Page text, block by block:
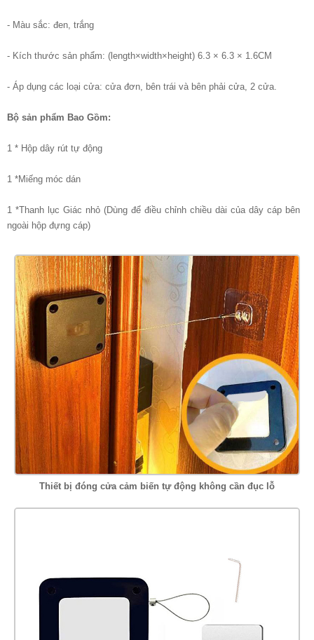
- Màu sắc: đen, trắng
- Kích thước sản phẩm: (length×width×height) 6.3 × 6.3 × 1.6CM
- Áp dụng các loại cửa: cửa đơn, bên trái và bên phải cửa, 2 cửa.
Bộ sản phẩm Bao Gồm:
1 * Hộp dây rút tự động
1 *Miếng móc dán
1 *Thanh lục Giác nhỏ (Dùng để điều chỉnh chiều dài của dây cáp bên
ngoài hộp đựng cáp)
Thiết bị đóng cửa cảm biến tự động không cần đục lỗ